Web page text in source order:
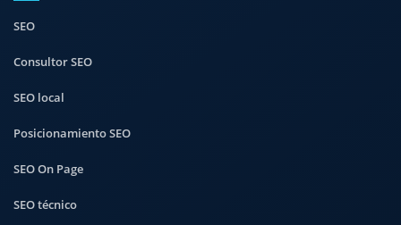
SEO
Consultor SEO
SEO local
Posicionamiento SEO
SEO On Page
SEO técnico